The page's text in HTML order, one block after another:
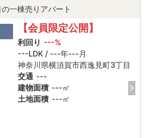
一棟売りアパート
【会員限定公開】
利回り ---%
---LDK / ---年---月
神奈川県横須賀市西逸見町3丁目
交通 ---
建物面積 ---㎡
土地面積 ---㎡